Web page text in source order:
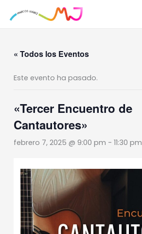
« Todos los Eventos
Este evento ha pasado.
«Tercer Encuentro de
Cantautores»
febrero 7, 2025 @ 9:00 pm - 11:30 pm